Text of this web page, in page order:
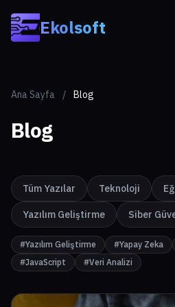
Ekolsoft
Ana Sayfa / Blog
Blog
Tüm Yazılar Teknoloji
Yazılım Geliştirme Siber
#Yazılım Geliştirme #Yapay Zeka
#JavaScript
#Veri Analizi